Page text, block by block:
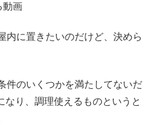
画
内に置きたいのだけど、決めら
件のいくつかを満たしてないだ
なり、調理使えるものというと